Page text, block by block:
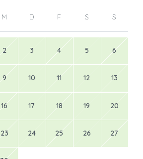
M D F S S
2 3 4 5 6
9 10 11 12 13
16 17 18 19 20
23 24 25 26 27